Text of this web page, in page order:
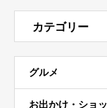
カテゴリー
グルメ
お出かけ・ショ